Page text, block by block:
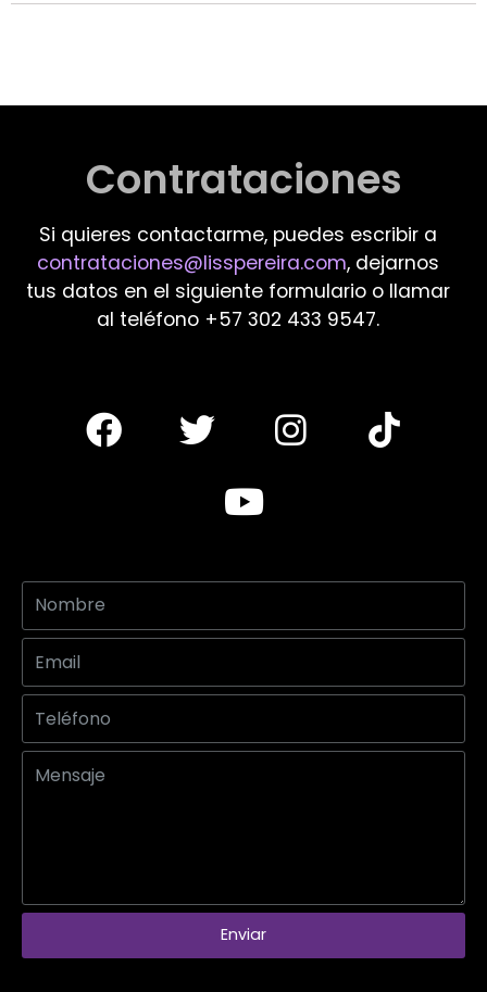
Contrataciones
Si quieres contactarme, puedes escribir a
contrataciones@lisspereira.com, dejarnos
tus datos en el siguiente formulario o llamar
al teléfono +57 302 433 9547.
Enviar